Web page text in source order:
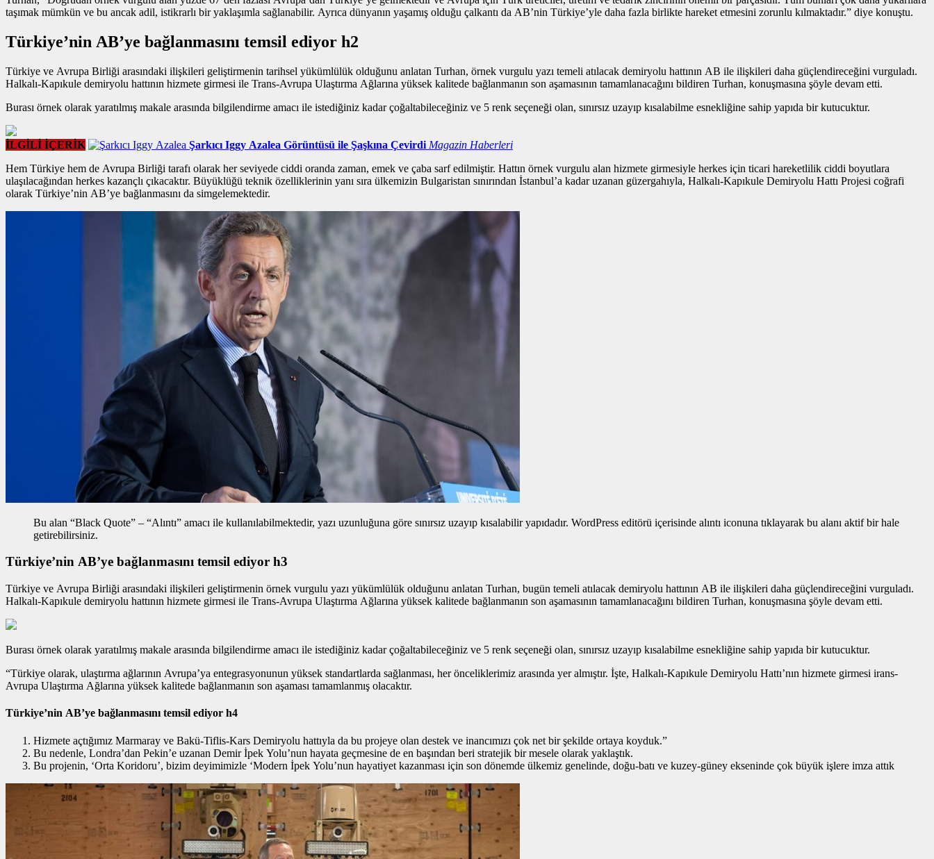
taşımak mümkün ve bu ancak adil, istikrarlı bir yaklaşımla sağlanabilir. Ayrıca dünyanın yaşamış olduğu çalkantı da AB’nin Türkiye’yle daha fazla birlikte hareket etmesini zorunlu kılmaktadır.” diye konuştu.
Türkiye’nin AB’ye bağlanmasını temsil ediyor h2
Türkiye ve Avrupa Birliği arasındaki ilişkileri geliştirmenin tarihsel yükümlülük olduğunu anlatan Turhan, örnek vurgulu yazı temeli atılacak demiryolu hattının AB ile ilişkileri daha güçlendireceğini vurguladı.
Halkalı-Kapıkule demiryolu hattının hizmete girmesi ile Trans-Avrupa Ulaştırma Ağlarına yüksek kalitede bağlanmanın son aşamasının tamamlanacağını bildiren Turhan, konuşmasına şöyle devam etti.
Burası örnek olarak yaratılmış makale arasında bilgilendirme amacı ile istediğiniz kadar çoğaltabileceğiniz ve 5 renk seçeneği olan, sınırsız uzayıp kısalabilme esnekliğine sahip yapıda bir kutucuktur.
İLGİLİ İÇERİK Şarkıcı Iggy Azalea Görüntüsü ile Şaşkına Çevirdi Magazin Haberleri
Hem Türkiye hem de Avrupa Birliği tarafı olarak her seviyede ciddi oranda zaman, emek ve çaba sarf edilmiştir. Hattın örnek vurgulu alan hizmete girmesiyle herkes için ticari hareketlilik ciddi boyutlara
ulaşılacağından herkes kazançlı çıkacaktır. Büyüklüğü teknik özelliklerinin yanı sıra ülkemizin Bulgaristan sınırından İstanbul’a kadar uzanan güzergahıyla, Halkalı-Kapıkule Demiryolu Hattı Projesi coğrafi
olarak Türkiye’nin AB’ye bağlanmasını da simgelemektedir.
Bu alan “Black Quote” – “Alıntı” amacı ile kullanılabilmektedir, yazı uzunluğuna göre sınırsız uzayıp kısalabilir yapıdadır. WordPress editörü içerisinde alıntı iconuna tıklayarak bu alanı aktif bir hale
getirebilirsiniz.
Türkiye’nin AB’ye bağlanmasını temsil ediyor h3
Türkiye ve Avrupa Birliği arasındaki ilişkileri geliştirmenin örnek vurgulu yazı yükümlülük olduğunu anlatan Turhan, bugün temeli atılacak demiryolu hattının AB ile ilişkileri daha güçlendireceğini vurguladı.
Halkalı-Kapıkule demiryolu hattının hizmete girmesi ile Trans-Avrupa Ulaştırma Ağlarına yüksek kalitede bağlanmanın son aşamasının tamamlanacağını bildiren Turhan, konuşmasına şöyle devam etti.
Burası örnek olarak yaratılmış makale arasında bilgilendirme amacı ile istediğiniz kadar çoğaltabileceğiniz ve 5 renk seçeneği olan, sınırsız uzayıp kısalabilme esnekliğine sahip yapıda bir kutucuktur.
“Türkiye olarak, ulaştırma ağlarının Avrupa’ya entegrasyonunun yüksek standartlarda sağlanması, her önceliklerimiz arasında yer almıştır. İşte, Halkalı-Kapıkule Demiryolu Hattı’nın hizmete girmesi irans-
Avrupa Ulaştırma Ağlarına yüksek kalitede bağlanmanın son aşaması tamamlanmış olacaktır.
Türkiye’nin AB’ye bağlanmasını temsil ediyor h4
Hizmete açtığımız Marmaray ve Bakü-Tiflis-Kars Demiryolu hattıyla da bu projeye olan destek ve inancımızı çok net bir şekilde ortaya koyduk.”
Bu nedenle, Londra’dan Pekin’e uzanan Demir İpek Yolu’nun hayata geçmesine de en başından beri stratejik bir mesele olarak yaklaştık.
Bu projenin, ‘Orta Koridoru’, bizim deyimimizle ‘Modern İpek Yolu’nun hayatiyet kazanması için son dönemde ülkemiz genelinde, doğu-batı ve kuzey-güney ekseninde çok büyük işlere imza attık